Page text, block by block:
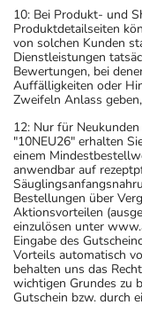
10: Bei Produkt- und
Produktdetailseiten
von solchen Kunden
Dienstleistungen
Bewertungen, bei
Auffälligkeiten oder
Zweifeln Anlass
12: Nur für
"10NEU26" erhalten
einem
anwendbar auf
Bestellungen über
Aktionsvorteilen
einzulösen unter
Eingabe des
Vorteils automatisch
behalten uns das
wichtigen Grundes zu
Gutschein bzw. durch